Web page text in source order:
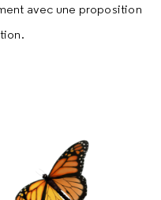
avec une proposition